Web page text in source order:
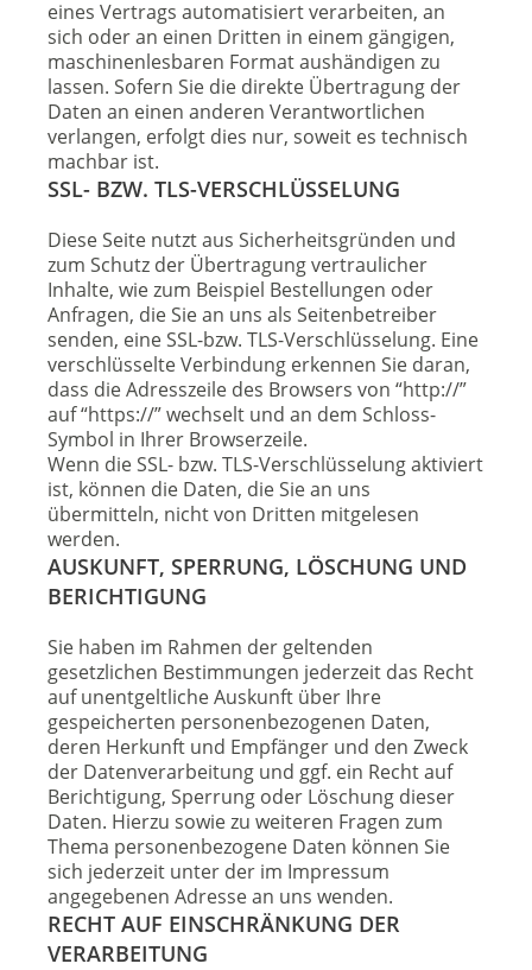
eines Vertrags automatisiert verarbeiten, an
sich oder an einen Dritten in einem gängigen,
maschinenlesbaren Format aushändigen zu
lassen. Sofern Sie die direkte Übertragung der
Daten an einen anderen Verantwortlichen
verlangen, erfolgt dies nur, soweit es technisch
machbar ist.
SSL- BZW. TLS-VERSCHLÜSSELUNG
Diese Seite nutzt aus Sicherheitsgründen und
zum Schutz der Übertragung vertraulicher
Inhalte, wie zum Beispiel Bestellungen oder
Anfragen, die Sie an uns als Seitenbetreiber
senden, eine SSL-bzw. TLS-Verschlüsselung. Eine
verschlüsselte Verbindung erkennen Sie daran,
dass die Adresszeile des Browsers von “http://”
auf “https://” wechselt und an dem Schloss-
Symbol in Ihrer Browserzeile.
Wenn die SSL- bzw. TLS-Verschlüsselung aktiviert
ist, können die Daten, die Sie an uns
übermitteln, nicht von Dritten mitgelesen
werden.
AUSKUNFT, SPERRUNG, LÖSCHUNG UND
BERICHTIGUNG
Sie haben im Rahmen der geltenden
gesetzlichen Bestimmungen jederzeit das Recht
auf unentgeltliche Auskunft über Ihre
gespeicherten personenbezogenen Daten,
deren Herkunft und Empfänger und den Zweck
der Datenverarbeitung und ggf. ein Recht auf
Berichtigung, Sperrung oder Löschung dieser
Daten. Hierzu sowie zu weiteren Fragen zum
Thema personenbezogene Daten können Sie
sich jederzeit unter der im Impressum
angegebenen Adresse an uns wenden.
RECHT AUF EINSCHRÄNKUNG DER
VERARBEITUNG